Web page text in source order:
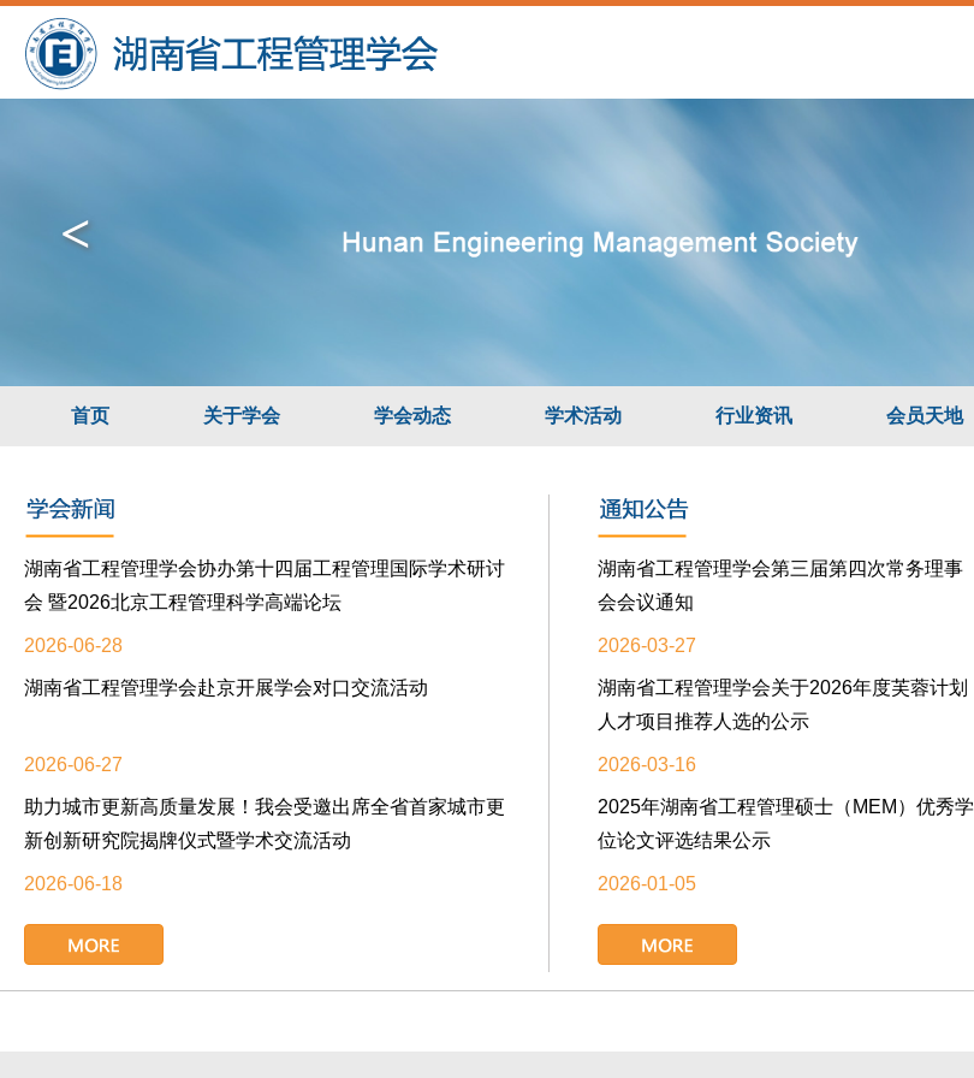
<
首页 关于学会 学会动态 学术活动 行业资讯 会员天地
湖南省工程管理学会协办第十四届工程管理国际学术研讨
会 暨2026北京工程管理科学高端论坛
2026-06-28
湖南省工程管理学会赴京开展学会对口交流活动
2026-06-27
助力城市更新高质量发展！我会受邀出席全省首家城市更
新创新研究院揭牌仪式暨学术交流活动
2026-06-18
湖南省工程管理学会第三届第四次常务理事
会会议通知
2026-03-27
湖南省工程管理学会关于2026年度芙蓉计划
人才项目推荐人选的公示
2026-03-16
2025年湖南省工程管理硕士（MEM）优秀学
位论文评选结果公示
2026-01-05